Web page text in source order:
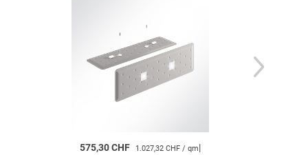
harmonisches Raumgefühl.
575,30 CHF 1.027,32 CHF / qm|